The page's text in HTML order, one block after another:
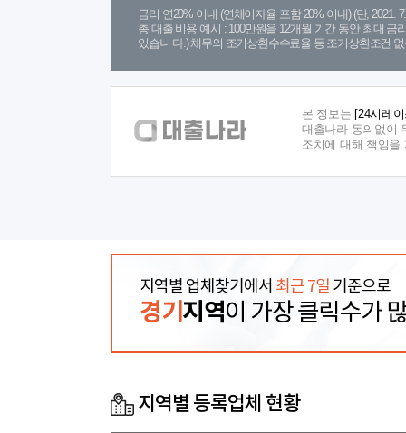
금리 연20% 이내 (연체이자율 포함 20% 이내) (단,
총 대출 비용 예시 : 100만원을 12개월 기간 동안 최대
있습니 다.) 채무의 조기상환수수료율 등 조기상환조건 없
본 정보는 [24시레
대출나라 동의없이
조치에 대해 책임
지역별 업체찾기에서 최근 7일 기준으로
경기 지역이 가장 클릭수가
지역별 등록업체 현황